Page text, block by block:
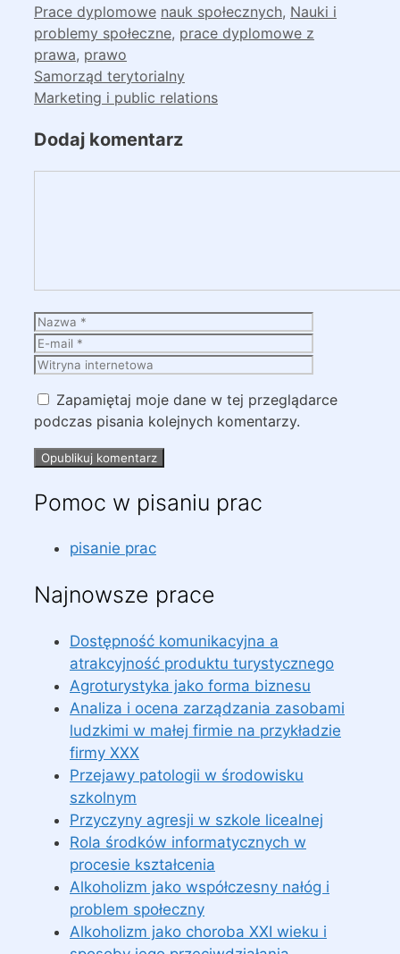
Kategorie
Prace dyplomowe Tagi
nauk społecznych, Nauki i
problemy społeczne, prace dyplomowe z
prawa, prawo
Samorząd terytorialny
Marketing i public relations
Dodaj komentarz
Nazwa
Zapamiętaj moje dane w tej przeglądarce
podczas pisania kolejnych komentarzy.
Pomoc w pisaniu prac
pisanie prac
Najnowsze prace
Dostępność komunikacyjna a
atrakcyjność produktu turystycznego
Agroturystyka jako forma biznesu
Analiza i ocena zarządzania zasobami
ludzkimi w małej firmie na przykładzie
firmy XXX
Przejawy patologii w środowisku
szkolnym
Przyczyny agresji w szkole licealnej
Rola środków informatycznych w
procesie kształcenia
Alkoholizm jako współczesny nałóg i
problem społeczny
Alkoholizm jako choroba XXI wieku i